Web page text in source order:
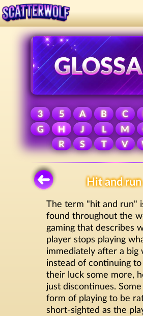
3 5 A B C
G
H J L M
R
S T V
Hit and run
The term "hit and run"
found throughout the
gaming that describes
player stops playing
immediately after a big
instead of continuing
their luck some more,
just discontinues.
form of playing to be
short-sighted as the